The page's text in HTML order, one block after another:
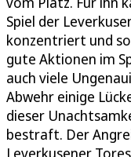
Spiel der
konzentriert und
gute Aktionen im
auch viele
Abwehr einige
dieser
bestraft. Der